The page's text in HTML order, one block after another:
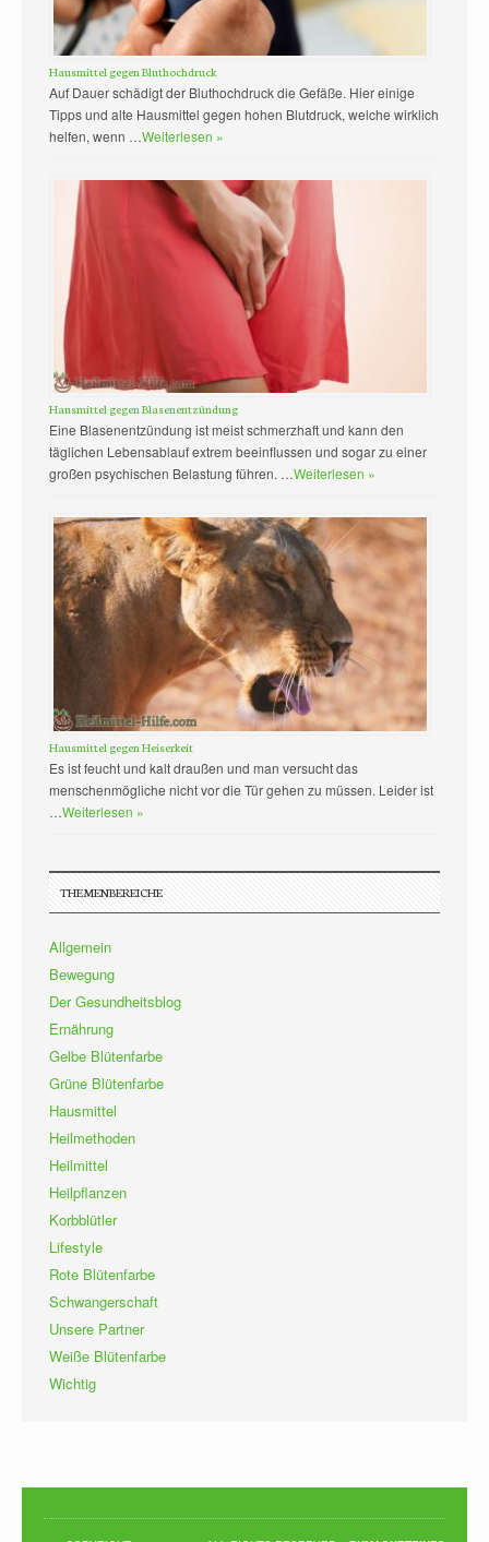
Hausmittel gegen Bluthochdruck
Auf Dauer schädigt der Bluthochdruck die Gefäße. Hier einige
Tipps und alte Hausmittel gegen hohen Blutdruck, welche wirklich
helfen, wenn …Weiterlesen »
Hausmittel gegen Blasenentzündung
Eine Blasenentzündung ist meist schmerzhaft und kann den
täglichen Lebensablauf extrem beeinflussen und sogar zu einer
großen psychischen Belastung führen. …Weiterlesen »
Hausmittel gegen Heiserkeit
Es ist feucht und kalt draußen und man versucht das
menschenmögliche nicht vor die Tür gehen zu müssen. Leider ist
…Weiterlesen »
THEMENBEREICHE
Allgemein
Bewegung
Der Gesundheitsblog
Ernährung
Gelbe Blütenfarbe
Grüne Blütenfarbe
Hausmittel
Heilmethoden
Heilmittel
Heilpflanzen
Korbblütler
Lifestyle
Rote Blütenfarbe
Schwangerschaft
Unsere Partner
Weiße Blütenfarbe
Wichtig